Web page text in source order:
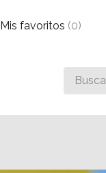
Buscar
algo
Mis favoritos (0)